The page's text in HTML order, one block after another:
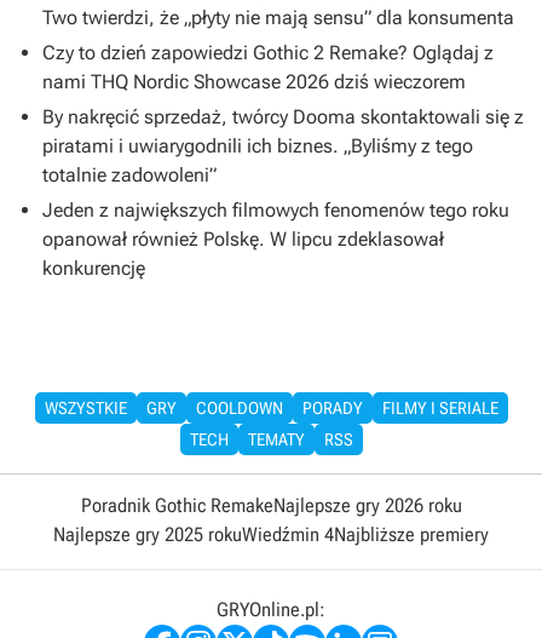
Two twierdzi, że „płyty nie mają sensu” dla konsumenta
Czy to dzień zapowiedzi Gothic 2 Remake? Oglądaj z
nami THQ Nordic Showcase 2026 dziś wieczorem
By nakręcić sprzedaż, twórcy Dooma skontaktowali się z
piratami i uwiarygodnili ich biznes. „Byliśmy z tego
totalnie zadowoleni”
Jeden z największych filmowych fenomenów tego roku
opanował również Polskę. W lipcu zdeklasował
konkurencję
WSZYSTKIE GRY COOLDOWN PORADY
FILMY I SERIALE
TECH
TEMATY RSS
Poradnik Gothic RemakeNajlepsze gry 2026 roku
Najlepsze gry 2025 rokuWiedźmin 4Najbliższe premiery
GRYOnline.pl: